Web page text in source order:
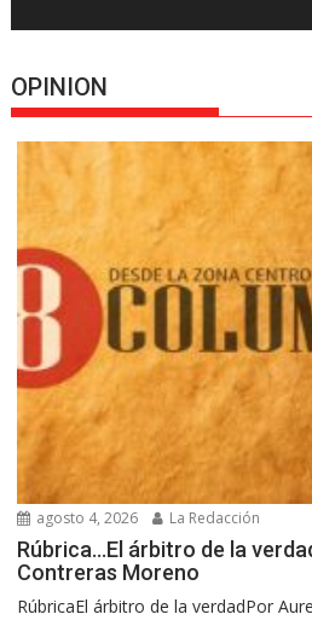
OPINION
agosto 4, 2026 La Redacción
Rúbrica…El árbitro de la
Contreras Moreno
RúbricaEl árbitro de la verdadPor